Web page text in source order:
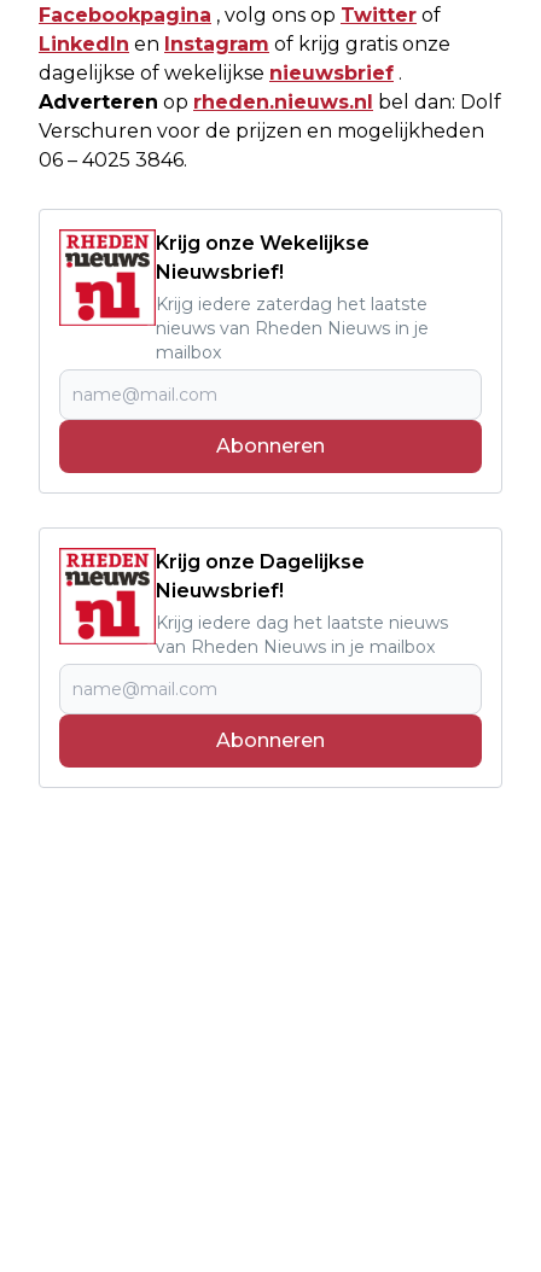
Facebookpagina , volg ons op Twitter of
LinkedIn en Instagram of krijg gratis onze
dagelijkse of wekelijkse nieuwsbrief .
Adverteren op rheden.nieuws.nl bel dan: Dolf
Verschuren voor de prijzen en mogelijkheden
06 – 4025 3846.
Krijg onze Wekelijkse
Nieuwsbrief!
Krijg iedere zaterdag het laatste
nieuws van Rheden Nieuws in je
mailbox
Abonneren
Krijg onze Dagelijkse
Nieuwsbrief!
Krijg iedere dag het laatste nieuws
van Rheden Nieuws in je mailbox
Abonneren